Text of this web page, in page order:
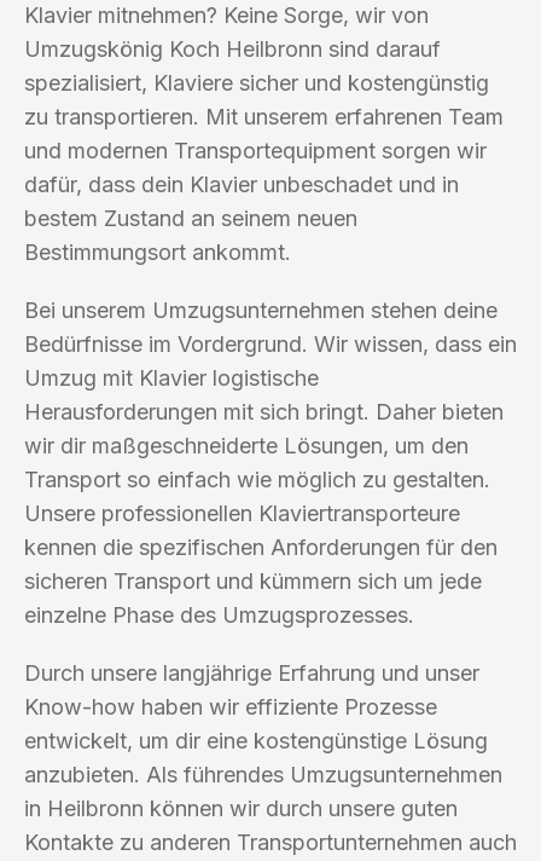
Klavier mitnehmen? Keine Sorge, wir von
Umzugskönig Koch Heilbronn sind darauf
spezialisiert, Klaviere sicher und kostengünstig
zu transportieren. Mit unserem erfahrenen Team
und modernen Transportequipment sorgen wir
dafür, dass dein Klavier unbeschadet und in
bestem Zustand an seinem neuen
Bestimmungsort ankommt.
Bei unserem Umzugsunternehmen stehen deine
Bedürfnisse im Vordergrund. Wir wissen, dass ein
Umzug mit Klavier logistische
Herausforderungen mit sich bringt. Daher bieten
wir dir maßgeschneiderte Lösungen, um den
Transport so einfach wie möglich zu gestalten.
Unsere professionellen Klaviertransporteure
kennen die spezifischen Anforderungen für den
sicheren Transport und kümmern sich um jede
einzelne Phase des Umzugsprozesses.
Durch unsere langjährige Erfahrung und unser
Know-how haben wir effiziente Prozesse
entwickelt, um dir eine kostengünstige Lösung
anzubieten. Als führendes Umzugsunternehmen
in Heilbronn können wir durch unsere guten
Kontakte zu anderen Transportunternehmen auch